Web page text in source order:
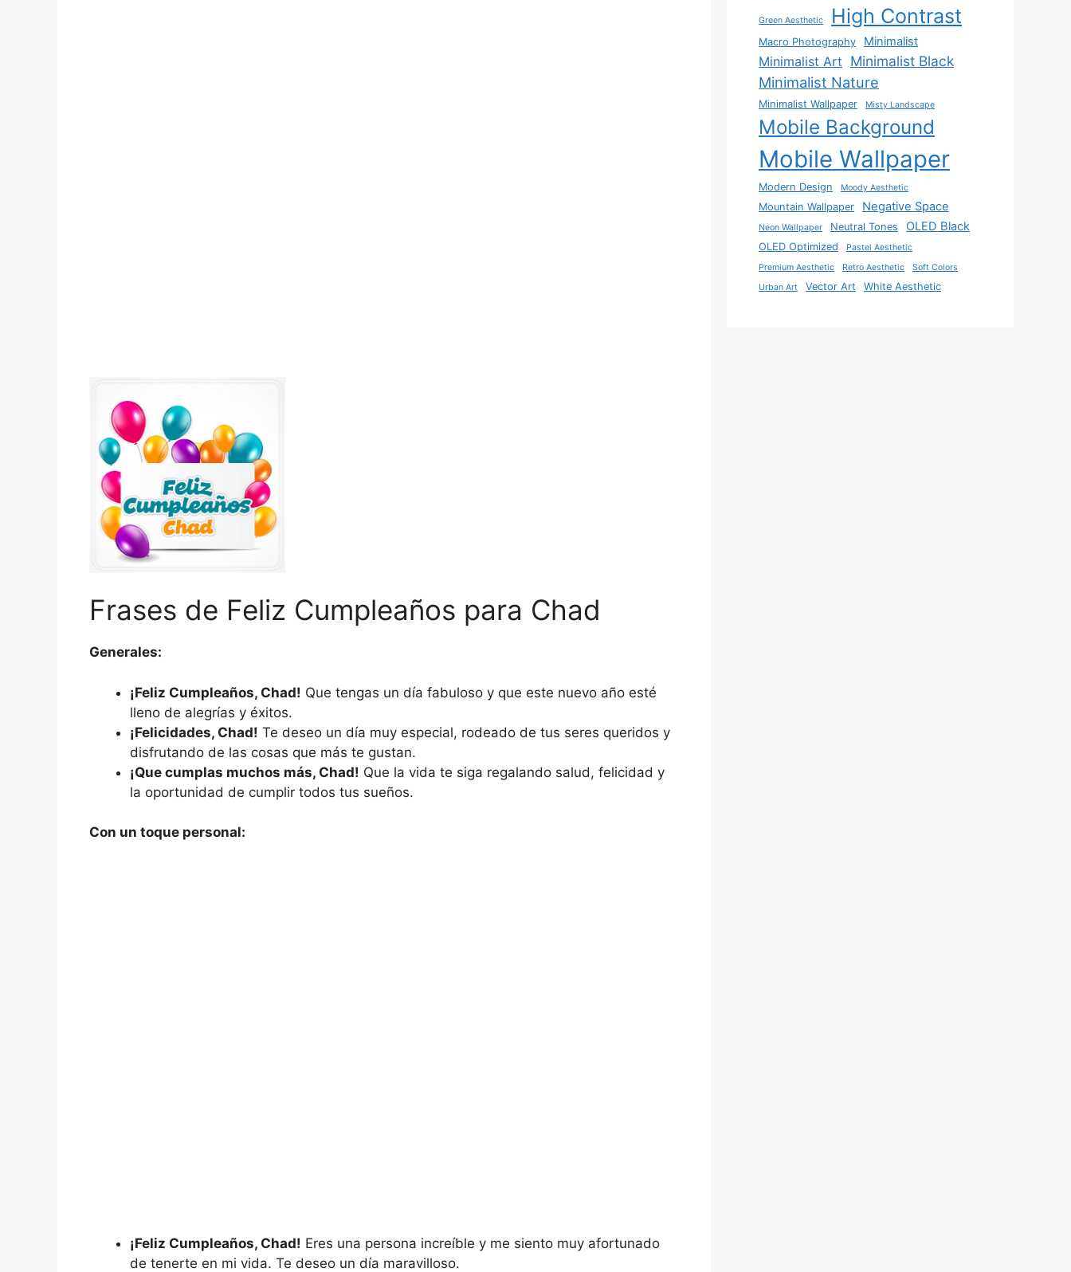
Frases de Feliz Cumpleaños para Chad
Generales:
¡Feliz Cumpleaños, Chad! Que tengas un día fabuloso y que este nuevo año esté
lleno de alegrías y éxitos.
¡Felicidades, Chad! Te deseo un día muy especial, rodeado de tus seres queridos y
disfrutando de las cosas que más te gustan.
¡Que cumplas muchos más, Chad! Que la vida te siga regalando salud, felicidad y
la oportunidad de cumplir todos tus sueños.
Con un toque personal:
¡Feliz Cumpleaños, Chad! Eres una persona increíble y me siento muy afortunado
de tenerte en mi vida. Te deseo un día maravilloso.
Green Aesthetic High Contrast
Macro Photography Minimalist
Minimalist Art Minimalist Black
Minimalist Nature
Minimalist Wallpaper Misty Landscape
Mobile Background
Mobile Wallpaper
Modern Design Moody Aesthetic
Mountain Wallpaper Negative Space
Neon Wallpaper Neutral Tones OLED Black
OLED Optimized
Pastel Aesthetic
Premium Aesthetic
Retro Aesthetic
Soft Colors
Urban Art
Vector Art White Aesthetic